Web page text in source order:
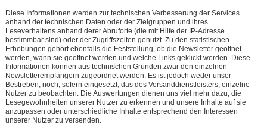
Diese Informationen werden zur technischen Verbesserung der Services
anhand der technischen Daten oder der Zielgruppen und ihres
Leseverhaltens anhand derer Abruforte (die mit Hilfe der IP-Adresse
bestimmbar sind) oder der Zugriffszeiten genutzt. Zu den statistischen
Erhebungen gehört ebenfalls die Feststellung, ob die Newsletter geöffnet
werden, wann sie geöffnet werden und welche Links geklickt werden. Diese
Informationen können aus technischen Gründen zwar den einzelnen
Newsletterempfängern zugeordnet werden. Es ist jedoch weder unser
Bestreben, noch, sofern eingesetzt, das des Versanddienstleisters, einzelne
Nutzer zu beobachten. Die Auswertungen dienen uns viel mehr dazu, die
Lesegewohnheiten unserer Nutzer zu erkennen und unsere Inhalte auf sie
anzupassen oder unterschiedliche Inhalte entsprechend den Interessen
unserer Nutzer zu versenden.